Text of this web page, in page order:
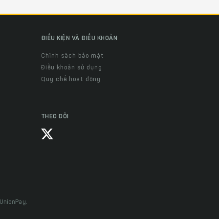
ĐIỀU KIỆN VÀ ĐIỀU KHOẢN
Chính sách bảo mật
Điều khoản sử dụng
Quy chế hoạt động
THEO DÕI